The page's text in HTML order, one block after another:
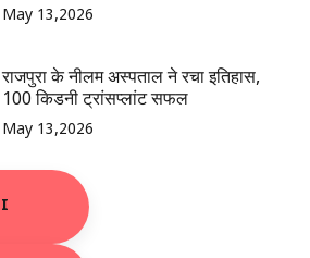
May 13,2026
राजपुरा के नीलम अस्पताल ने रचा इतिहास,
100 किडनी ट्रांसप्लांट सफल
May 13,2026